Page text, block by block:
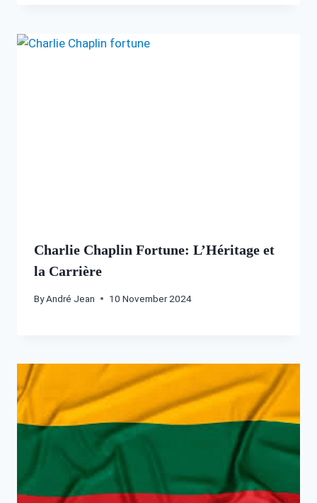
Charlie Chaplin Fortune: L’Héritage et
la Carrière
ByAndré Jean 10 November 2024